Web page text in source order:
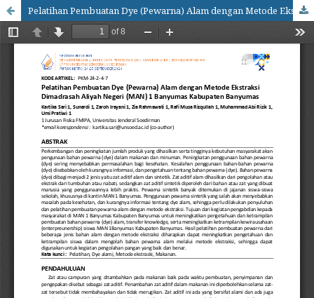
Pelatihan Pembuatan Dye (Pewarna) Alam dengan Metode Ekstraksi Dimadrasah Aliyah Negeri (MAN) 1 Banyumas Kabupaten Banyumas